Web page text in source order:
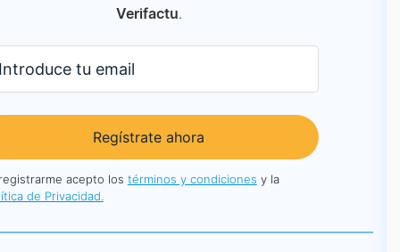
Verifactu.
Regístrate ahora
acepto los términos y condiciones y la
de Privacidad.